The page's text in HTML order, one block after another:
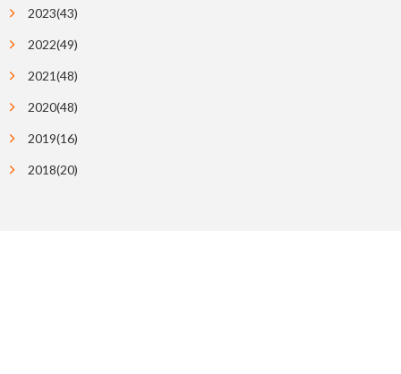
2023(43)
2022(49)
2021(48)
2020(48)
2019(16)
2018(20)